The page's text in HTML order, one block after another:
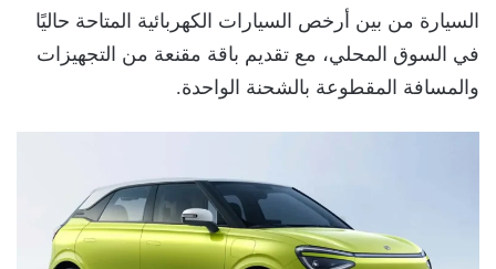
السيارة من بين أرخص السيارات الكهربائية المتاحة حاليًا
في السوق المحلي، مع تقديم باقة مقنعة من التجهيزات
والمسافة المقطوعة بالشحنة الواحدة.